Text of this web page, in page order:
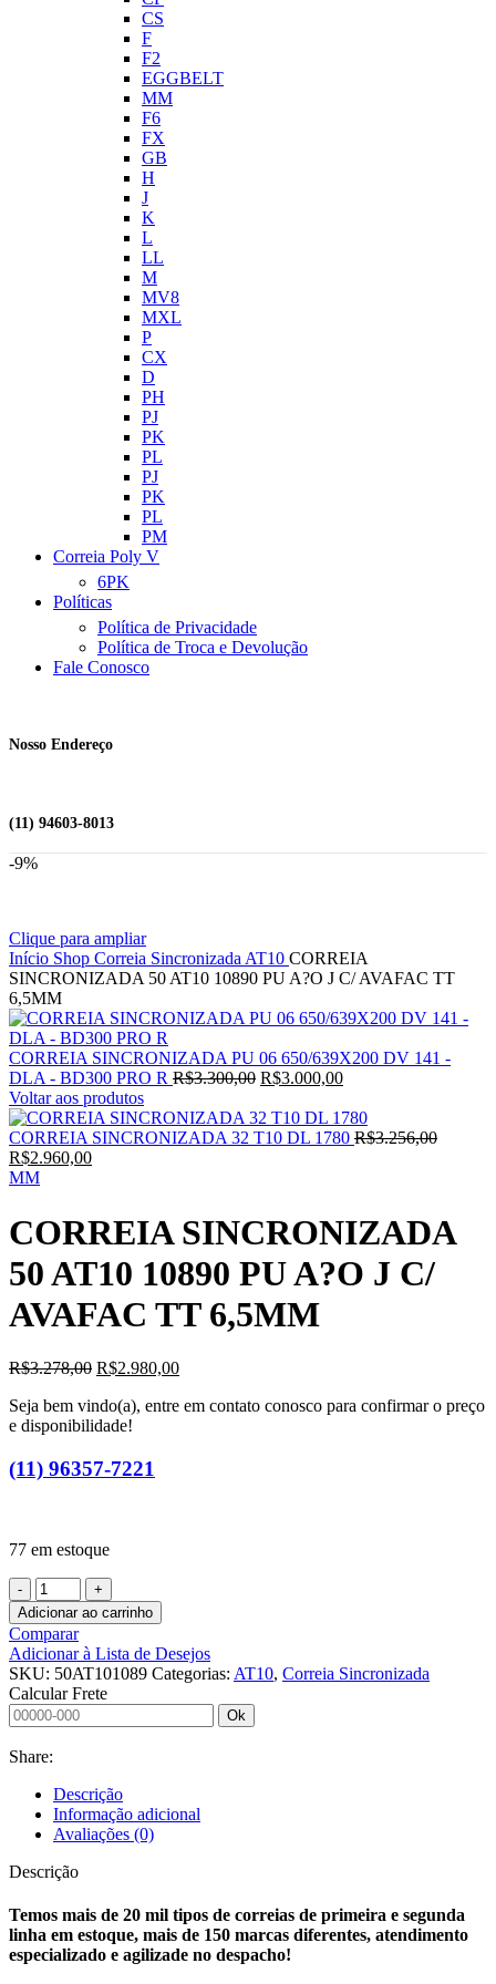
CS
F
F2
EGGBELT
MM
F6
FX
GB
H
J
K
L
LL
M
MV8
MXL
P
CX
D
PH
PJ
PK
PL
PJ
PK
PL
PM
Correia Poly V
6PK
Políticas
Política de Privacidade
Política de Troca e Devolução
Fale Conosco
Nosso Endereço
(11) 94603-8013
-9%
Clique para ampliar
Início Shop Correia SincronizadaAT10 CORREIA
SINCRONIZADA 50 AT10 10890 PU A?O J C/ AVAFAC TT
6,5MM
CORREIA SINCRONIZADA PU 06 650/639X200 DV 141 -
DLA - BD300 PRO R R$3.300,00 O
original
era:
R$3.000,00O
atual
é:
Voltar aos produtos
CORREIA SINCRONIZADA 32 T10 DL 1780 R$3.256,00O
R$2.960,00O
é:
R$2.960,00.
MM
CORREIA SINCRONIZADA
50 AT10 10890 PU A?O J C/
AVAFAC TT 6,5MM
R$3.278,00 O
original
era:
R$2.980,00O
atual
Seja bem vindo(a), entre em contato conosco para confirmar o preço
e disponibilidade!
(11) 96357-7221
77 em estoque
CORREIA
SINCRONIZADA
50
AT10
10890
PU
A?
O
C/
AVAFAC
TT
6,5MM
quantidade
Adicionar ao carrinho
Comparar
Adicionar à Lista de Desejos
SKU: 50AT101089 Categorias: AT10, Correia Sincronizada
Calcular Frete
Ok
Share:
Descrição
Informação adicional
Avaliações (0)
Descrição
Temos mais de 20 mil tipos de correias de primeira e segunda
linha em estoque, mais de 150 marcas diferentes, atendimento
especializado e agilizade no despacho!